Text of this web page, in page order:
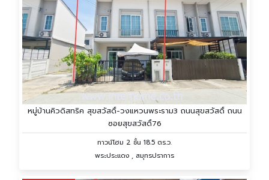
หมู่บ้านคิวดิสทริค สุขสวัสดิ์-วงแหวนพระราม3 ถนนสุขสวัสดิ์ ถนน
ซอยสุขสวัสดิ์76
ทาวน์โฮม 2 ชั้น 18.5 ตร.ว.
พระประแดง , สมุทรปราการ